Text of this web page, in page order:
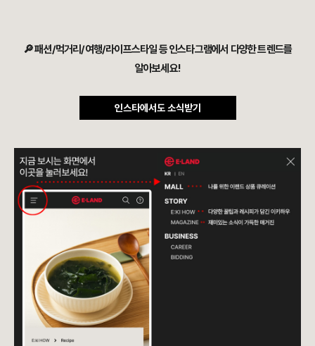
🔎 패션/먹거리/여행/라이프스타일 등 인스타그램에서 다양한 트렌드를
알아보세요!
인스타에서도 소식받기